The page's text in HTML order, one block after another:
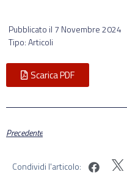
Pubblicato il 7 Novembre 2024
Tipo: Articoli
Scarica PDF
Precedente
Condividi l'articolo: